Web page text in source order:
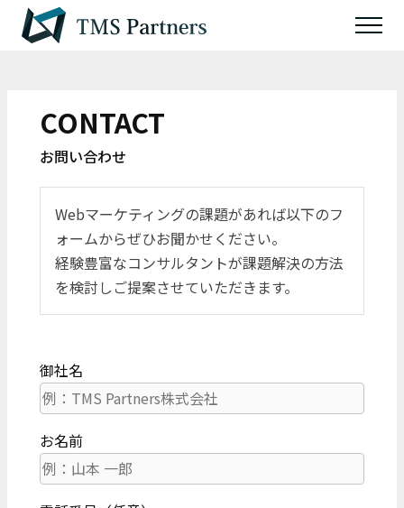
CONTACT
お問い合わせ
Webマーケティングの課題があれば以下のフ
ォームからぜひお聞かせください。
経験豊富なコンサルタントが課題解決の方法
を検討しご提案させていただきます。
御社名
お名前